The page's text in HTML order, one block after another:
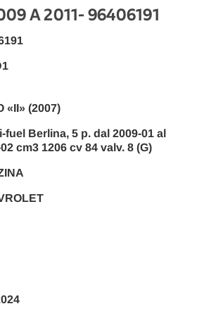
A 2011- 96406191
«II» (2007)
fuel Berlina, 5 p. dal 2009-01 al
cm3 1206 cv 84 valv. 8 (G)